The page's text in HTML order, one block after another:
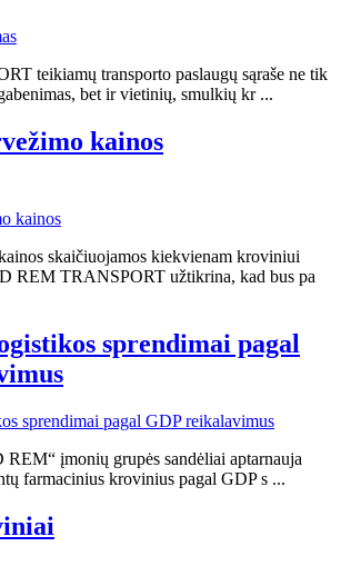
teikiamų transporto paslaugų sąraše ne tik
bet ir vietinių, smulkių kr ...
kainos
skaičiuojamos kiekvienam kroviniui
REM TRANSPORT užtikrina, kad bus pa
sprendimai pagal
įmonių grupės sandėliai aptarnauja
farmacinius krovinius pagal GDP s ...